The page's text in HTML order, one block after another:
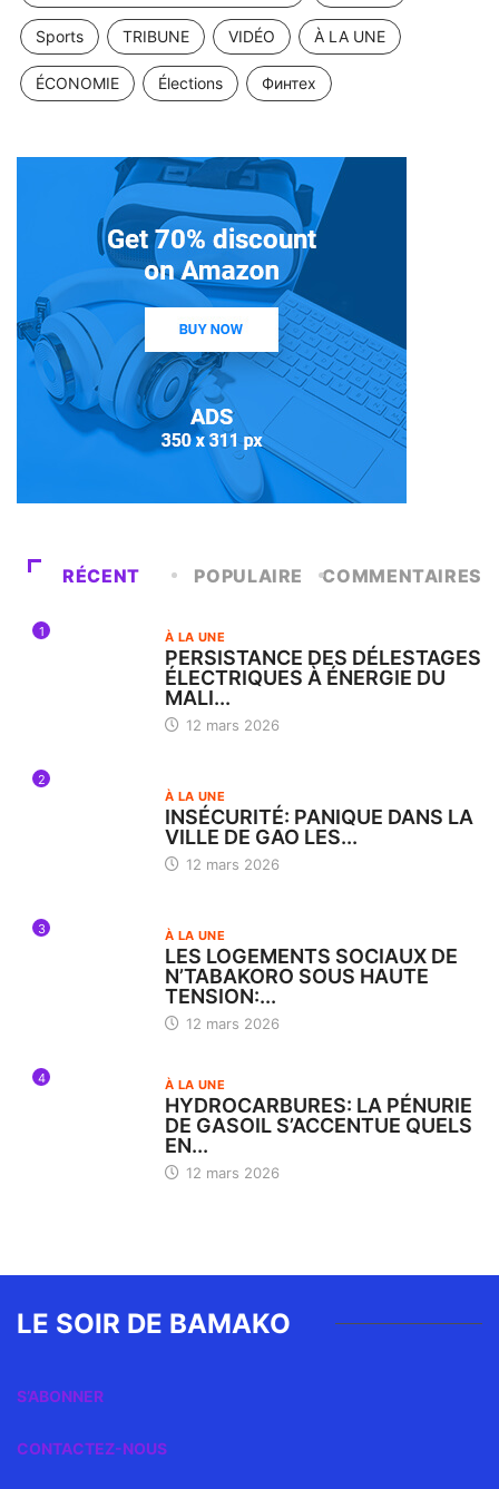
Sports TRIBUNE VIDÉO À LA UNE
ÉCONOMIE Élections Финтех
RÉCENT POPULAIRE COMMENTAIRES
1 À LA UNE
PERSISTANCE DES DÉLESTAGES
ÉLECTRIQUES À ÉNERGIE DU
MALI...
12 mars 2026
2
À LA UNE
INSÉCURITÉ: PANIQUE DANS LA
VILLE DE GAO LES...
12 mars 2026
3 À LA UNE
LES LOGEMENTS SOCIAUX DE
N’TABAKORO SOUS HAUTE
TENSION:...
12 mars 2026
4 À LA UNE
HYDROCARBURES: LA PÉNURIE
DE GASOIL S’ACCENTUE QUELS
EN...
12 mars 2026
LE SOIR DE BAMAKO
S’ABONNER
CONTACTEZ-NOUS